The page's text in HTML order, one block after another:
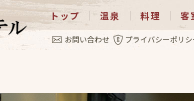
トップ 温泉 料理 客
お問い合わせ プライバシーポリシ
2011.4.7